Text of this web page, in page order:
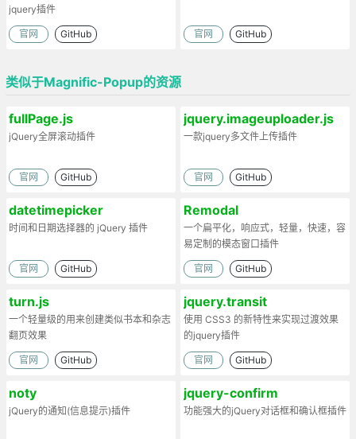
jquery插件
官网 GitHub 官网 GitHub
类似于Magnific-Popup的资源
fullPage.js
jQuery全屏滚动插件
官网 GitHub
jquery.imageuploader.js
一款jquery多文件上传插件
官网 GitHub
datetimepicker
时间和日期选择器的 jQuery 插件
官网 GitHub
Remodal
一个扁平化，响应式，轻量，快速，容
易定制的模态窗口插件
官网 GitHub
turn.js
一个轻量级的用来创建类似书本和杂志
翻页效果
官网 GitHub
jquery.transit
使用 CSS3 的新特性来实现过渡效果
的jquery插件
官网 GitHub
noty
jQuery的通知(信息提示)插件
jquery-confirm
功能强大的jQuery对话框和确认框插件